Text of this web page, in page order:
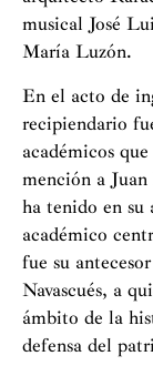
musical José
María Luzón.
En el acto de
recipiendario
académicos
mención a
ha tenido en su
académico
fue su
Navascués, a
ámbito de la
defensa del